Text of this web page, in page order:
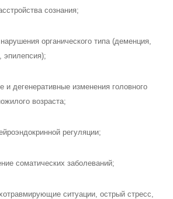
сознания;
органического типа (деменция,
эпилепсия);
и дегенеративные изменения головного
возраста;
регуляции;
соматических заболеваний;
ситуации, острый стресс,